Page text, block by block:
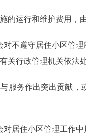
运行和维护费用，
遵守居住小区管理
关行政管理机关依法
务作出突出贡献，
住小区管理工作中